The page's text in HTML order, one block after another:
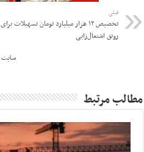
قبلی
تخصیص ۱۲ هزار میلیارد تومان تسهیلات برای
رونق اشتغال‌زایی
مطالب مرتبط